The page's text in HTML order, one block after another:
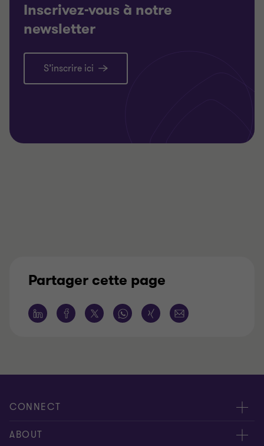
Inscrivez-vous à notre
newsletter
S’inscrire ici
Partager cette page
CONNECT
Contactez-nous
ABOUT